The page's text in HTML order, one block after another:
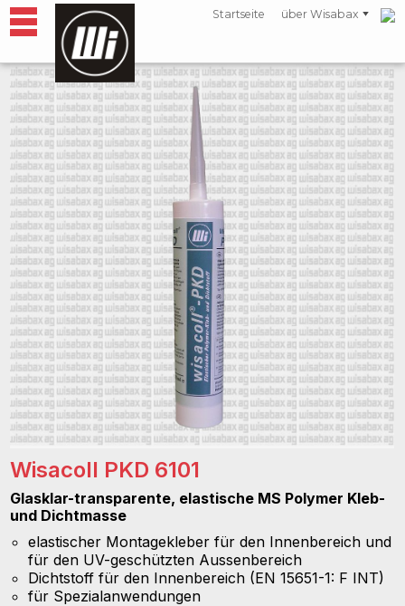
Startseite über Wisabax
Wisacoll PKD 6101
Glasklar-transparente, elastische MS Polymer Kleb-
und Dichtmasse
elastischer Montagekleber für den Innenbereich und
für den UV-geschützten Aussenbereich
Dichtstoff für den Innenbereich (EN 15651-1: F INT)
für Spezialanwendungen